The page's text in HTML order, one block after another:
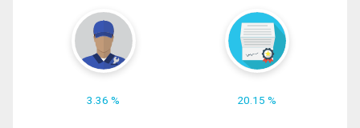
3.36 % 20.15 %